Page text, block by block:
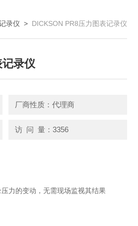
录仪 > DICKSON PR8压力图表记录仪
录仪
厂商性质：代理商
访 问 量：3356
力的变动，无需现场监视其结果